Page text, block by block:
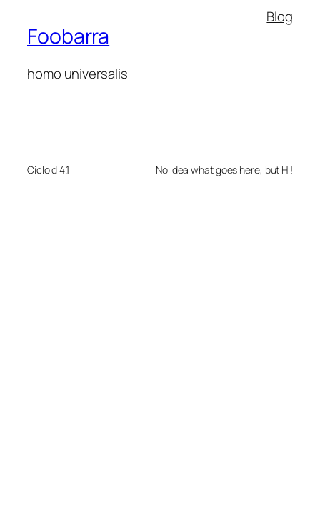
Foobarra
homo universalis
Blog
Cicloid 4.1 No idea what goes here, but Hi!